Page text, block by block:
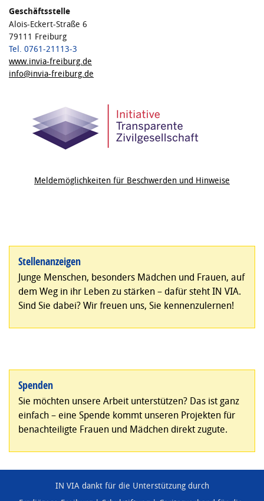
Geschäftsstelle
Alois-Eckert-Straße 6
79111 Freiburg
Tel. 0761-21113-3
www.invia-freiburg.de
info@invia-freiburg.de
Meldemöglichkeiten für Beschwerden und Hinweise
Stellenanzeigen
Junge Menschen, besonders Mädchen und Frauen, auf
dem Weg in ihr Leben zu stärken – dafür steht IN VIA.
Sind Sie dabei? Wir freuen uns, Sie kennenzulernen!
Spenden
Sie möchten unsere Arbeit unterstützen? Das ist ganz
einfach – eine Spende kommt unseren Projekten für
benachteiligte Frauen und Mädchen direkt zugute.
IN VIA dankt für die Unterstützung durch